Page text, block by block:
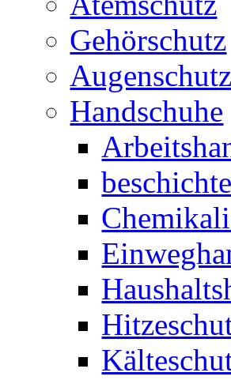
Gehörschutz
Augenschutz
Handschuhe